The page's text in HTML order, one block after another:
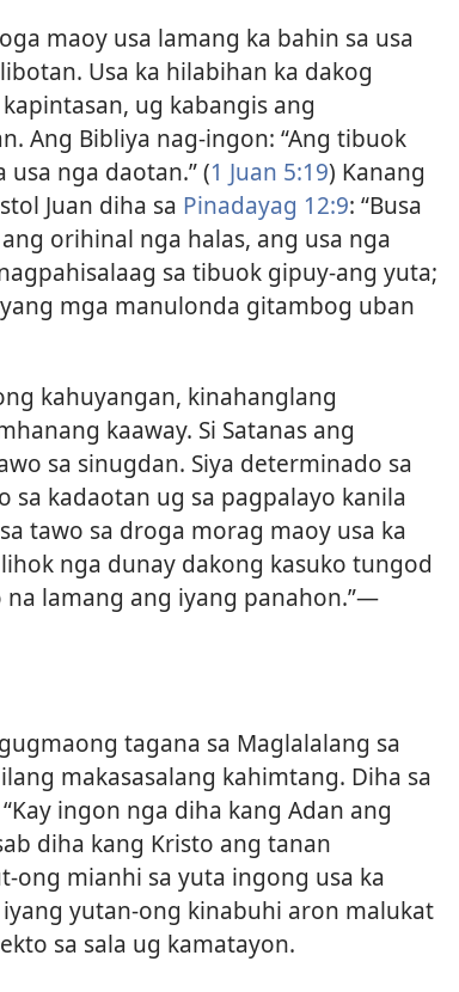
maoy usa lamang ka bahin sa usa
Usa ka hilabihan ka dakog
ug kabangis ang
Ang Bibliya nag-ingon: “Ang tibuok
nga daotan.” (1 Juan 5:19) Kanang
Juan diha sa Pinadayag 12:9: “Busa
orihinal nga halas, ang usa nga
sa tibuok gipuy-ang yuta;
mga manulonda gitambog uban
kahuyangan, kinahanglang
kaaway. Si Satanas ang
sa sinugdan. Siya determinado sa
sa kadaotan ug sa pagpalayo kanila
tawo sa droga morag maoy usa ka
nga dunay dakong kasuko tungod
na lamang ang iyang panahon.”​—
tagana sa Maglalalang sa
makasasalang kahimtang. Diha sa
ingon nga diha kang Adan ang
diha kang Kristo ang tanan
ong mianhi sa yuta ingong usa ka
yutan-ong kinabuhi aron malukat
sa sala ug kamatayon.